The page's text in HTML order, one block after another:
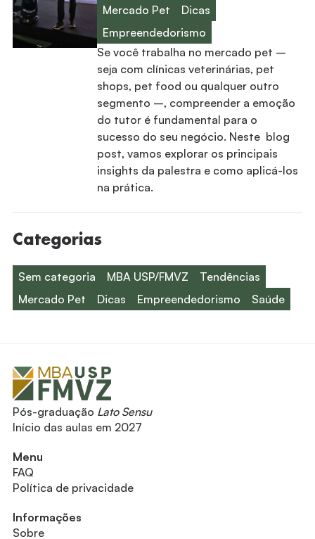
Mercado Pet
Dicas
Empreendedorismo
Se você trabalha no mercado pet –
seja com clínicas veterinárias, pet
shops, pet food ou qualquer outro
segmento –, compreender a emoção
do tutor é fundamental para o
sucesso do seu negócio. Neste blog
post, vamos explorar os principais
insights da palestra e como aplicá-los
na prática.
Categorias
Sem categoria MBA USP/FMVZ
Tendências
Mercado Pet
Dicas Empreendedorismo Saúde
Pós-graduação Lato Sensu
Início das aulas em 2027
Menu
FAQ
Política de privacidade
Informações
Sobre